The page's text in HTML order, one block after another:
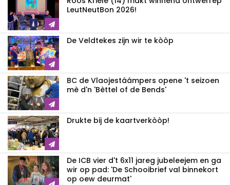
LeutNeutBon 2026!
De Veldtekes zijn wir te kòòp
BC de Vlaojestáámpers opene 't seizoen
mè d'n 'Bèttel of de Bends'
Drukte bij de kaartverkòòp!
De ICB vier d't 6x11 jareg jubeleejem en ga
wir op pad: 'De Schooibrief val binnekort
op oew deurmat'